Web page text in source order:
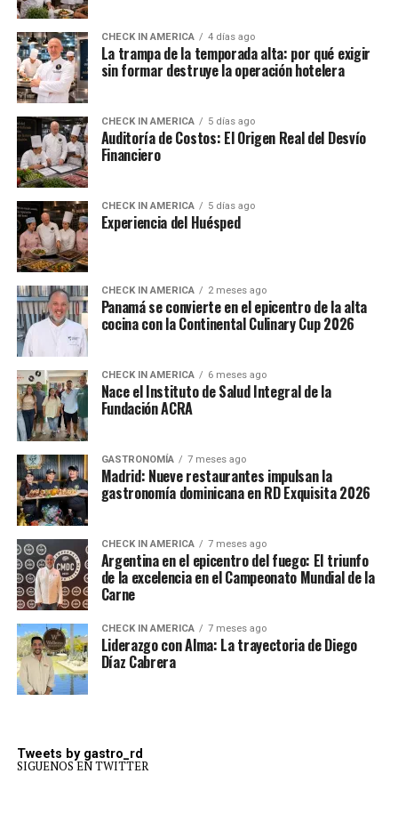
CHECK IN AMERICA 4 días ago
La trampa de la temporada alta: por qué exigir
sin formar destruye la operación hotelera
CHECK IN AMERICA 5 días ago
Auditoría de Costos: El Origen Real del Desvío
Financiero
CHECK IN AMERICA 5 días ago
Experiencia del Huésped
CHECK IN AMERICA 2 meses ago
Panamá se convierte en el epicentro de la alta
cocina con la Continental Culinary Cup 2026
CHECK IN AMERICA 6 meses ago
Nace el Instituto de Salud Integral de la
Fundación ACRA
GASTRONOMÍA 7 meses ago
Madrid: Nueve restaurantes impulsan la
gastronomía dominicana en RD Exquisita 2026
CHECK IN AMERICA 7 meses ago
Argentina en el epicentro del fuego: El triunfo
de la excelencia en el Campeonato Mundial de la
Carne
CHECK IN AMERICA 7 meses ago
Liderazgo con Alma: La trayectoria de Diego
Díaz Cabrera
Tweets by gastro_rd
SIGUENOS EN TWITTER